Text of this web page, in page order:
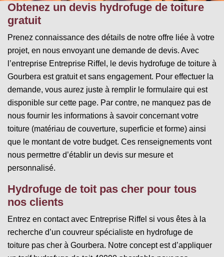
Obtenez un devis hydrofuge de toiture
gratuit
Prenez connaissance des détails de notre offre liée à votre
projet, en nous envoyant une demande de devis. Avec
l’entreprise Entreprise Riffel, le devis hydrofuge de toiture à
Gourbera est gratuit et sans engagement. Pour effectuer la
demande, vous aurez juste à remplir le formulaire qui est
disponible sur cette page. Par contre, ne manquez pas de
nous fournir les informations à savoir concernant votre
toiture (matériau de couverture, superficie et forme) ainsi
que le montant de votre budget. Ces renseignements vont
nous permettre d’établir un devis sur mesure et
personnalisé.
Hydrofuge de toit pas cher pour tous
nos clients
Entrez en contact avec Entreprise Riffel si vous êtes à la
recherche d’un couvreur spécialiste en hydrofuge de
toiture pas cher à Gourbera. Notre concept est d’appliquer